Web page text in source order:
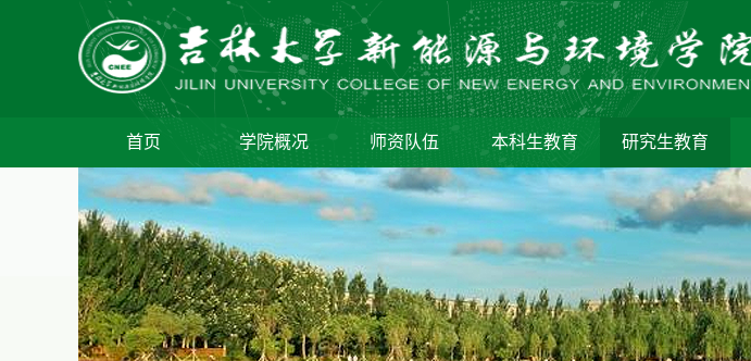
首页 学院概况 师资队伍 本科生教育 研究生教育